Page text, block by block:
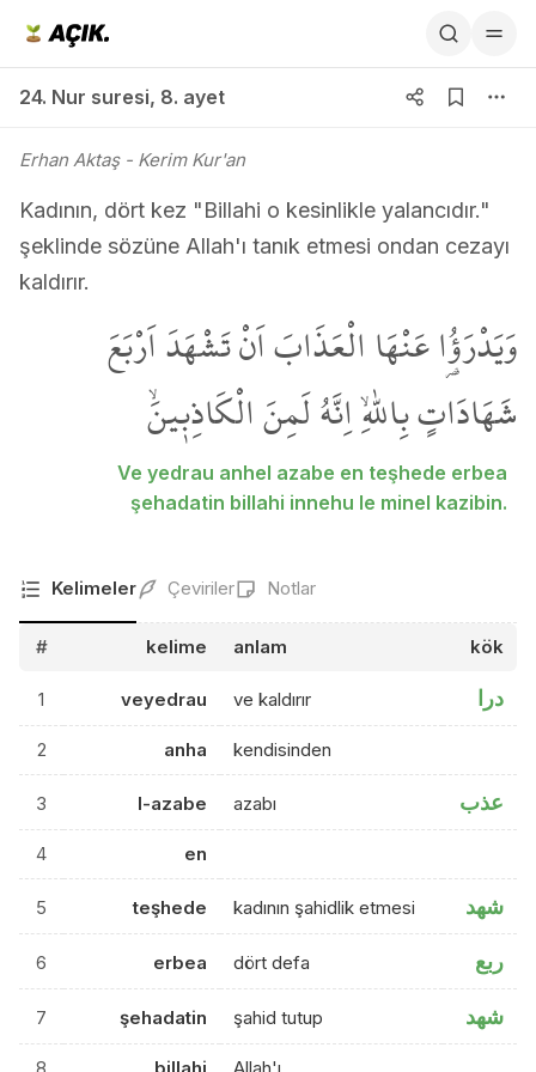
24. Nur suresi, 8. ayet
Erhan Aktaş- Kerim Kur'an
Kadının, dört kez "Billahi o kesinlikle yalancıdır."
şeklinde sözüne Allah'ı tanık etmesi ondan cezayı
kaldırır.
وَيَدْرَؤُ۬ا عَنْهَا الْعَذَابَ اَنْ تَشْهَدَ اَرْبَعَ
شَهَادَاتٍ بِاللّٰهِۙ اِنَّهُ لَمِنَ الْكَاذِب۪ينَۙ
Ve yedrau anhel azabe en teşhede erbea
şehadatin billahi innehu le minel kazibin.
Kelimeler Çeviriler Notlar
# kelime anlam kök
1 veyedrau ve kaldırır درا
2 anha kendisinden
3 l-azabe azabı عذب
4 en
5 teşhede kadının şahidlik etmesi شهد
6 erbea dört defa ربع
7 şehadatin şahid tutup شهد